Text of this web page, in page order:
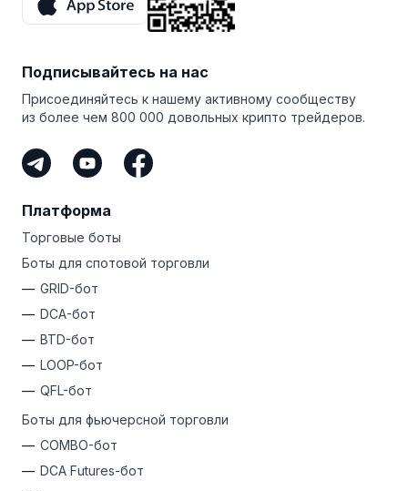
более эффективным, но также может помочь вам
снизить среднюю стоимость владения вашими
семидневная бесплатная пробная версия
и испытать всю мощь продвинутых торговых ботов
Подписывайтесь на нас
Присоединяйтесь к нашему активному сообществу
из более чем 800 000 довольных крипто трейдеров.
Платформа
Торговые боты
Боты для спотовой торговли
GRID-бот
DCA-бот
BTD-бот
LOOP-бот
QFL-бот
Боты для фьючерсной торговли
COMBO-бот
DCA Futures-бот